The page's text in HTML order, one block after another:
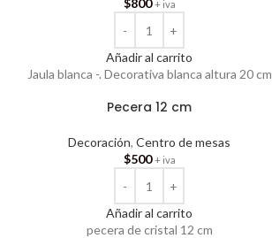
$800 + iva
Añadir al carrito
Jaula blanca -. Decorativa blanca altura 20 cm
Pecera 12 cm
Decoración, Centro de mesas
$500 + iva
Añadir al carrito
pecera de cristal 12 cm